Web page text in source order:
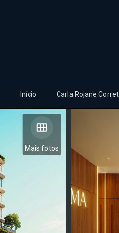
Início Carla Rojane
Mais fotos